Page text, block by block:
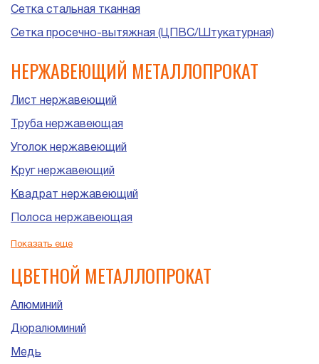
Сетка стальная тканная
Сетка просечно-вытяжная (ЦПВС/Штукатурная)
НЕРЖАВЕЮЩИЙ МЕТАЛЛОПРОКАТ
Лист нержавеющий
Труба нержавеющая
Уголок нержавеющий
Круг нержавеющий
Квадрат нержавеющий
Полоса нержавеющая
Шестигранник нержавеющий
Показать еще
ЦВЕТНОЙ МЕТАЛЛОПРОКАТ
Алюминий
Дюралюминий
Медь